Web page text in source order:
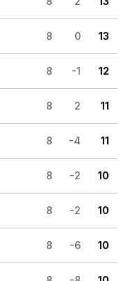
8 0 13
8 -1 12
8 2 11
8 -4 11
8 -2 10
8 -2 10
8 -6 10